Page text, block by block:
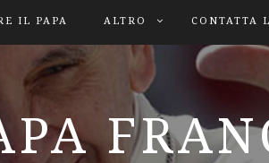
IL PAPA ALTRO CONTATTA